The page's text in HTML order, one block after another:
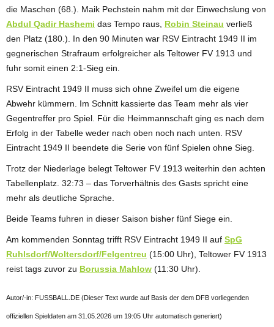
die Maschen (68.). Maik Pechstein nahm mit der Einwechslung von
Abdul Qadir Hashemi das Tempo raus, Robin Steinau verließ
den Platz (180.). In den 90 Minuten war RSV Eintracht 1949 II im
gegnerischen Strafraum erfolgreicher als Teltower FV 1913 und
fuhr somit einen 2:1-Sieg ein.
RSV Eintracht 1949 II muss sich ohne Zweifel um die eigene
Abwehr kümmern. Im Schnitt kassierte das Team mehr als vier
Gegentreffer pro Spiel. Für die Heimmannschaft ging es nach dem
Erfolg in der Tabelle weder nach oben noch nach unten. RSV
Eintracht 1949 II beendete die Serie von fünf Spielen ohne Sieg.
Trotz der Niederlage belegt Teltower FV 1913 weiterhin den achten
Tabellenplatz. 32:73 – das Torverhältnis des Gasts spricht eine
mehr als deutliche Sprache.
Beide Teams fuhren in dieser Saison bisher fünf Siege ein.
Am kommenden Sonntag trifft RSV Eintracht 1949 II auf SpG
Ruhlsdorf/Woltersdorf/Felgentreu (15:00 Uhr), Teltower FV 1913
reist tags zuvor zu Borussia Mahlow (11:30 Uhr).
Autor/-in: FUSSBALL.DE (Dieser Text wurde auf Basis der dem DFB vorliegenden
offiziellen Spieldaten am 31.05.2026 um 19:05 Uhr automatisch generiert)